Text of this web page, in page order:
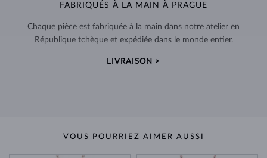
FABRIQUÉS À LA MAIN À PRAGUE
Chaque pièce est fabriquée à la main dans notre atelier en
République tchèque et expédiée dans le monde entier.
LIVRAISON >
VOUS POURRIEZ AIMER AUSSI